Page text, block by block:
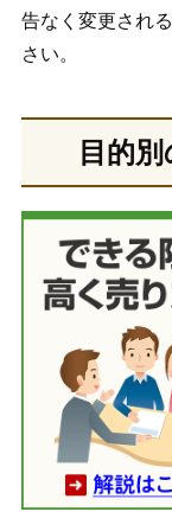
告なく変更され
さい。
目的